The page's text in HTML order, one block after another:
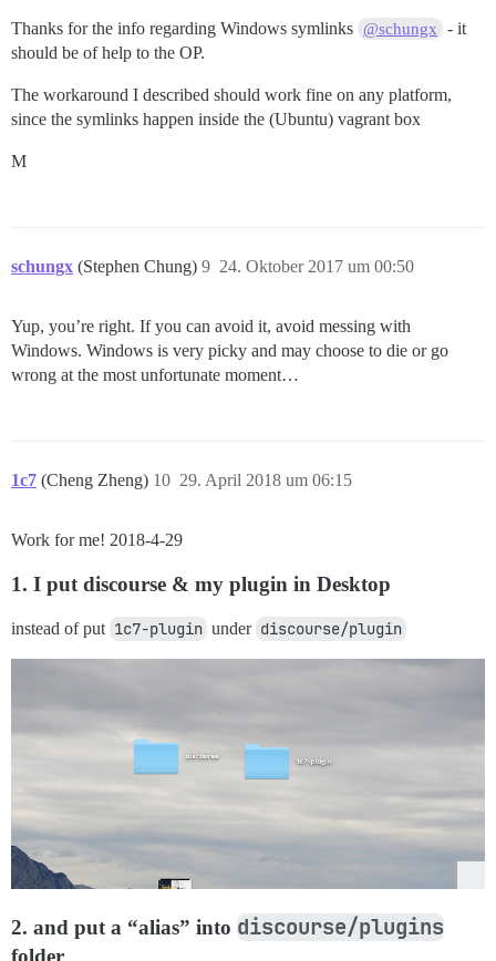
Thanks for the info regarding Windows symlinks @schungx
- it
should be of help to the OP.
The workaround I described should work fine on any platform,
since the symlinks happen inside the (Ubuntu) vagrant box
M
schungx (Stephen Chung) 24. Oktober 2017 um 00:50
9
Yup, you’re right. If you can avoid it, avoid messing with
Windows. Windows is very picky and may choose to die or go
wrong at the most unfortunate moment…
1c7 (Cheng Zheng) 29. April 2018 um 06:15
10
Work for me! 2018-4-29
1. I put discourse & my plugin in Desktop
instead of put 1c7-plugin under discourse/plugin
2. and put a “alias” into discourse/plugins
folder